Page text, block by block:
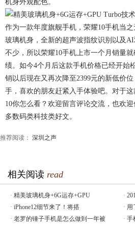
机身外观配色。
作为一款年度旗舰手机，荣耀10手机当
玻璃机身，全新的超声波指纹识别以及
不少，所以荣耀10手机上市一个月销量
绩。如今4个月后这款手机价格已经开始
销以后现在又再次降至2399元的新低价
手，喜欢的朋友赶紧入手体验吧。对于
10你怎么看？欢迎留言评论交流，也欢
多数码类科技类好文。
推荐阅读： 深圳之声
相关阅读 read
· 精美玻璃机身+6G运存+GPU ·
· iPhone12细节来了！将搭 · 用
· 老罗的锤子手机是怎么做到一年被 · 手